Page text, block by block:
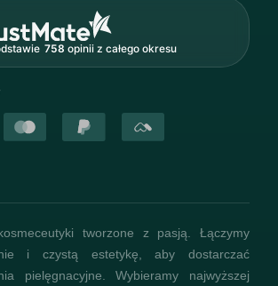
758 opinii z całego okresu
tworzone z pasją. Łączymy
i czystą estetykę, aby dostarczać
pielęgnacyjne. Wybieramy najwyższej